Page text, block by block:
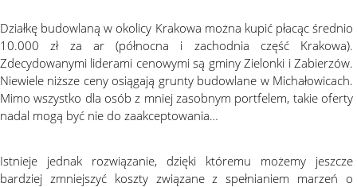
Działkę budowlaną w okolicy Krakowa można kupić płacąc średnio
10.000 zł za ar (północna i zachodnia część Krakowa).
Zdecydowanymi liderami cenowymi są gminy Zielonki i Zabierzów.
Niewiele niższe ceny osiągają grunty budowlane w Michałowicach.
Mimo wszystko dla osób z mniej zasobnym portfelem, takie oferty
nadal mogą być nie do zaakceptowania…
Istnieje jednak rozwiązanie, dzięki któremu możemy jeszcze
bardziej zmniejszyć koszty związane z spełnianiem marzeń o